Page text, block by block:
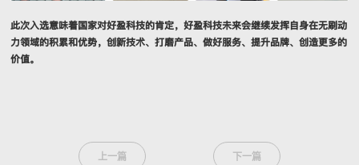
此次入选意味着国家对好盈科技的肯定，好盈科技未来会继续发挥自身在无刷动
力领域的积累和优势，创新技术、打磨产品、做好服务、提升品牌、创造更多的
价值。
上一篇 下一篇